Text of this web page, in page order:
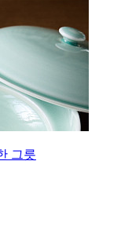
그릇